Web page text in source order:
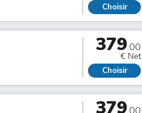
Choisir
379.00
€ Net
Choisir
379